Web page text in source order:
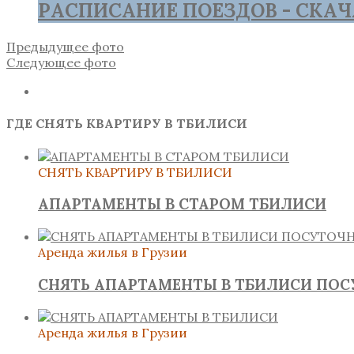
РАСПИСАНИЕ ПОЕЗДОВ -
Предыдущее фото
Следующее фото
ГДЕ СНЯТЬ КВАРТИРУ В ТБИЛИСИ
СНЯТЬ КВАРТИРУ В ТБИЛИСИ
АПАРТАМЕНТЫ В СТАРОМ ТБИЛИСИ
Аренда жилья в Грузии
СНЯТЬ АПАРТАМЕНТЫ В ТБИЛИСИ
Аренда жилья в Грузии